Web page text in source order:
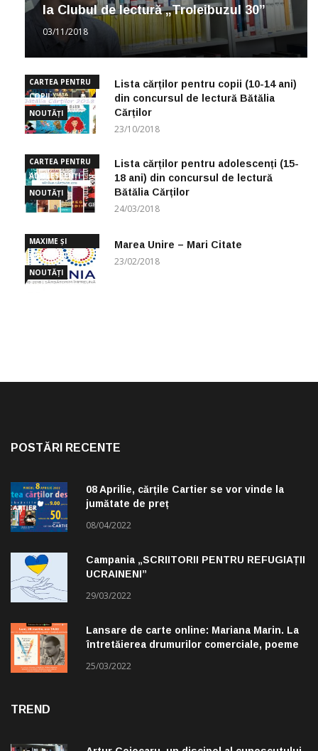
la Clubul de lectură „Troleibuzul 30”
03/11/2018
CARTEA PENTRU
COPII
NOUTĂȚI
Lista cărților pentru copii (10-14 ani)
din concursul de lectură Bătălia
Cărților
23/10/2018
CARTEA PENTRU
ADOLESCENȚI
NOUTĂȚI
Lista cărților pentru adolescenți (15-
18 ani) din concursul de lectură
Bătălia Cărților
24/03/2018
MAXIME ȘI
CUGETĂRI
NOUTĂȚI
Marea Unire – Mari Citate
23/02/2018
POSTĂRI RECENTE
08 Aprilie, cărțile Cartier se vor vinde la
jumătate de preț
08/04/2022
Campania „SCRIITORII PENTRU REFUGIAȚII
UCRAINENI”
29/03/2022
Lansare de carte online: Mariana Marin. La
întretăierea drumurilor comerciale, poeme
25/03/2022
TREND